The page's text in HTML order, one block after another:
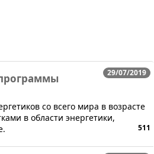
29/07/2019
со всего мира в возрасте
в области энергетики,
511